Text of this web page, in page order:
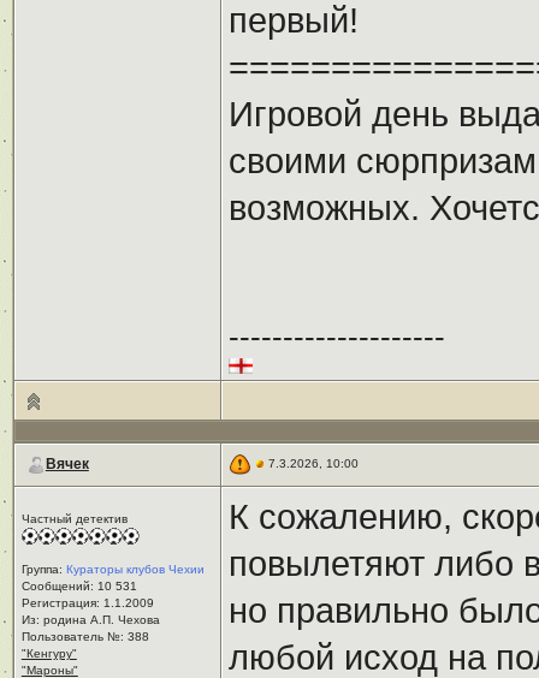
первый!
Игровой день
своими
возможных.
--------------------
Вячек 7.3.2026, 10:00
Частный детектив
Группа: Кураторы клубов Чехии
Сообщений: 10 531
Регистрация: 1.1.2009
Из: родина А.П. Чехова
Пользователь №: 388
"Кенгуру"
"Мароны"
К сожалению,
повылетяют либо
но правильно
любой исход на